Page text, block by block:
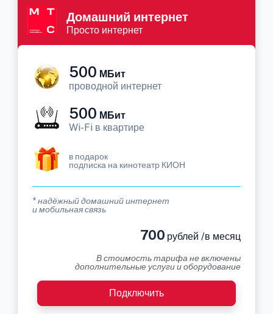
Домашний интернет
Просто интернет
500 МБит
проводной интернет
500 МБит
Wi-Fi в квартире
в подарок
подписка на кинотеатр КИОН
* надёжный домашний интернет
и мобильная связь
700 рублей /в месяц
В стоимость тарифа не включены
дополнительные услуги и оборудование
Подключить